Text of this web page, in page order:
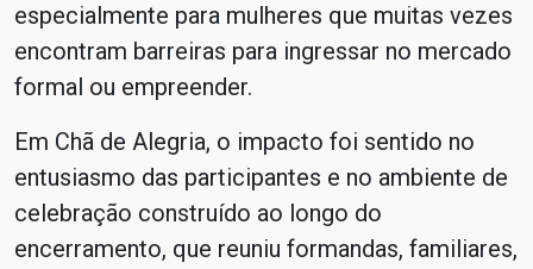
especialmente para mulheres que muitas vezes
encontram barreiras para ingressar no mercado
formal ou empreender.
Em Chã de Alegria, o impacto foi sentido no
entusiasmo das participantes e no ambiente de
celebração construído ao longo do
encerramento, que reuniu formandas, familiares,